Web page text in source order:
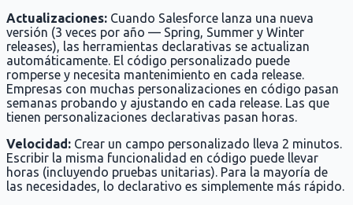
Actualizaciones: Cuando Salesforce lanza una nueva
versión (3 veces por año — Spring, Summer y Winter
releases), las herramientas declarativas se actualizan
automáticamente. El código personalizado puede
romperse y necesita mantenimiento en cada release.
Empresas con muchas personalizaciones en código pasan
semanas probando y ajustando en cada release. Las que
tienen personalizaciones declarativas pasan horas.
Velocidad: Crear un campo personalizado lleva 2 minutos.
Escribir la misma funcionalidad en código puede llevar
horas (incluyendo pruebas unitarias). Para la mayoría de
las necesidades, lo declarativo es simplemente más rápido.